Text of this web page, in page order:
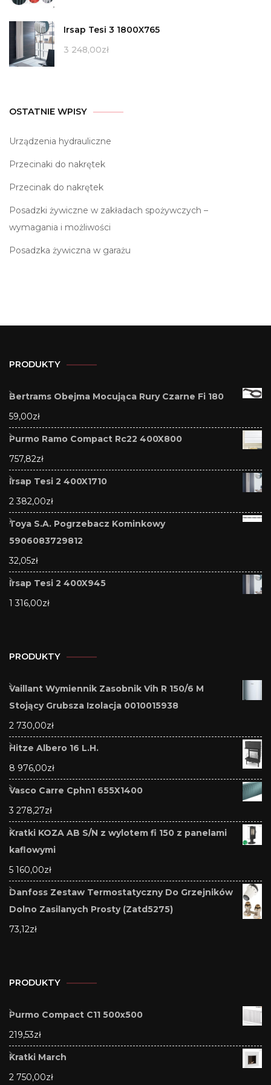
Irsap Tesi 3 1800X765
3 248,00zł
OSTATNIE WPISY
Urządzenia hydrauliczne
Przecinaki do nakrętek
Przecinak do nakrętek
Posadzki żywiczne w zakładach spożywczych –
wymagania i możliwości
Posadzka żywiczna w garażu
PRODUKTY
Bertrams Obejma Mocująca Rury Czarne Fi 180
59,00zł
Purmo Ramo Compact Rc22 400X800
757,82zł
Irsap Tesi 2 400X1710
2 382,00zł
Toya S.A. Pogrzebacz Kominkowy
5906083729812
32,05zł
Irsap Tesi 2 400X945
1 316,00zł
PRODUKTY
Vaillant Wymiennik Zasobnik Vih R 150/6 M
Stojący Grubsza Izolacja 0010015938
2 730,00zł
Hitze Albero 16 L.H.
8 976,00zł
Vasco Carre Cphn1 655X1400
3 278,27zł
Kratki KOZA AB S/N z wylotem fi 150 z panelami
kaflowymi
5 160,00zł
Danfoss Zestaw Termostatyczny Do Grzejników
Dolno Zasilanych Prosty (Zatd5275)
73,12zł
PRODUKTY
Purmo Compact C11 500x500
219,53zł
Kratki March
2 750,00zł